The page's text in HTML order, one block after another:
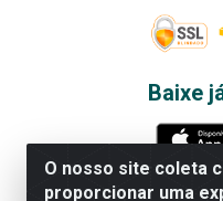
O nosso site coleta
proporcionar uma
Baixe